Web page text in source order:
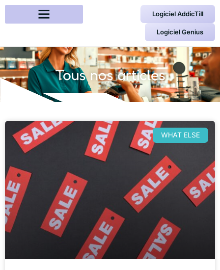
Logiciel AddicTill
Logiciel Genius
Tous nos articles
WHAT ELSE